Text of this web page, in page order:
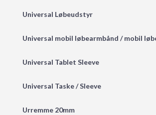
Universal Løbeudstyr
Universal mobil løbearmbånd / mobil
Universal Tablet Sleeve
Universal Taske / Sleeve
Urremme 20mm